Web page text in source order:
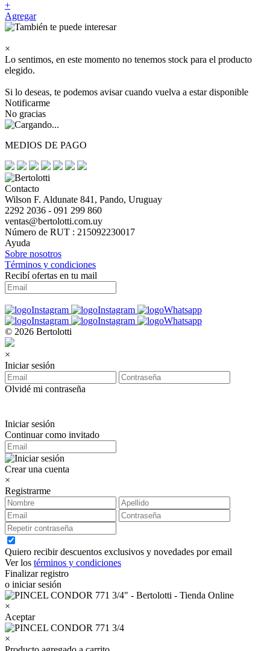
+
Agregar
×
Lo sentimos, en este momento no tenemos stock para el producto
elegido.
Si lo deseas, te podemos avisar cuando vuelva a estar disponible
Notificarme
No gracias
MEDIOS DE PAGO
Contacto
Wilson F. Aldunate 841, Pando, Uruguay
2292 2036 - 091 299 860
ventas@bertolotti.com.uy
Número de RUT : 215092230017
Ayuda
Sobre nosotros
Términos y condiciones
Recibí ofertas en tu mail
© 2026 Bertolotti
×
Iniciar sesión
Olvidé mi contraseña
Iniciar sesión
Continuar como invitado
Crear una cuenta
×
Registrarme
Quiero recibir descuentos exclusivos y novedades por email
Ver los términos y condiciones
Finalizar registro
o iniciar sesión
×
Aceptar
×